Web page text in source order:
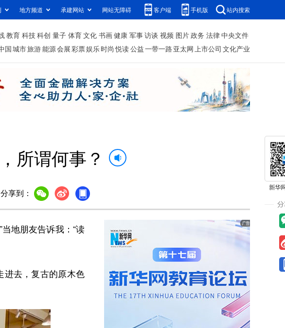
地方频道 承建网站 网站无障碍 客户端 手机版 站内搜索
教育 科技科创 量子 体育文化 书画健康 军事访谈 视频 图片政务 法律中央文件
国城市旅游能源会展彩票娱乐时尚 悦读公益一带一路 亚太网上市公司 文化产业
所谓何事？
分享到：
地朋友告诉我：“读
去，复古的原木色